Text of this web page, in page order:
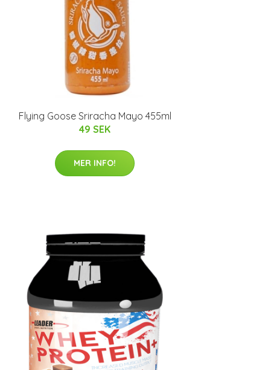
Flying Goose Sriracha Mayo 455ml
49 SEK
MER INFO!